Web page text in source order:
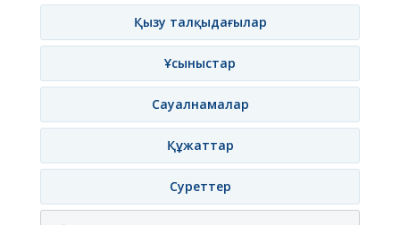
Қызу талқыдағылар
Ұсыныстар
Сауалнамалар
Құжаттар
Суреттер